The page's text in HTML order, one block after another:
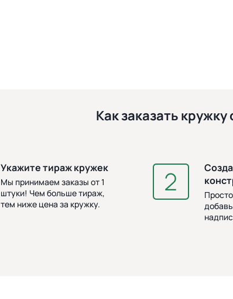
Как заказать
Укажите тираж кружек
Мы принимаем заказы от 1
штуки! Чем больше тираж,
тем ниже цена за кружку.